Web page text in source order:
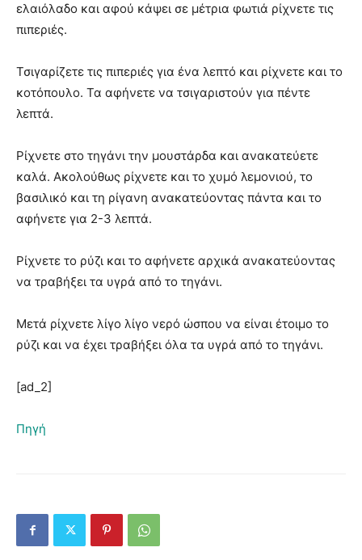
ελαιόλαδο και αφού κάψει σε μέτρια φωτιά ρίχνετε τις
πιπεριές.
Τσιγαρίζετε τις πιπεριές για ένα λεπτό και ρίχνετε και το
κοτόπουλο. Τα αφήνετε να τσιγαριστούν για πέντε
λεπτά.
Ρίχνετε στο τηγάνι την μουστάρδα και ανακατεύετε
καλά. Ακολούθως ρίχνετε και το χυμό λεμονιού, το
βασιλικό και τη ρίγανη ανακατεύοντας πάντα και το
αφήνετε για 2-3 λεπτά.
Ρίχνετε το ρύζι και το αφήνετε αρχικά ανακατεύοντας
να τραβήξει τα υγρά από το τηγάνι.
Μετά ρίχνετε λίγο λίγο νερό ώσπου να είναι έτοιμο το
ρύζι και να έχει τραβήξει όλα τα υγρά από το τηγάνι.
[ad_2]
Πηγή